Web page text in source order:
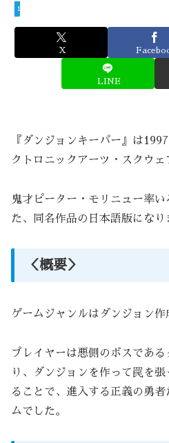
1997
X
LINE
『ダンジョンキーパー』は
クトロニックアーツ・スクウェ
鬼才ピーター・モリニュー率
た、同名作品の日本語版になり
＜概要＞
ゲームジャンルはダンジョン作
プレイヤーは悪側のボスであ
り、ダンジョンを作って罠を
ることで、進入する正義の勇
ムでした。